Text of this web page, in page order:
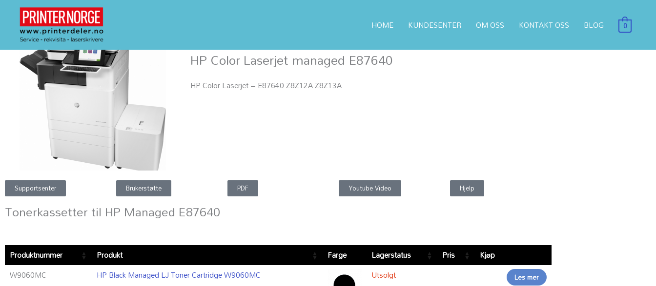
innholdet
HOME KUNDESENTER OM OSS KONTAKT OSS BLOG 0
/ HP Color Laserjet managed printer – E87640
HP Color Laserjet managed E87640
HP Color Laserjet – E87640 Z8Z12A Z8Z13A
Supportsenter Brukerstøtte PDF Youtube Video Hjelp
Tonerkassetter til HP Managed E87640
Produktnummer Produkt Farge Lagerstatus Pris
Kjøp
W9060MC
HP Black Managed LJ Toner Cartridge W9060MC Utsolgt Les mer